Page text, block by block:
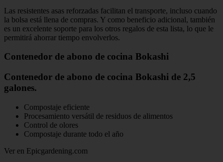
Las resistentes asas reforzadas facilitan el transporte, incluso cuando
la bolsa está llena de compras. Y como beneficio adicional, también
es un excelente soporte para los otros regalos de esta lista, lo que le
permitirá ahorrar tiempo envolverlos.
Contenedor de abono de cocina Bokashi
Contenedor de abono de cocina Bokashi de 2,5
galones.
Compostaje eficiente
Procesamiento versátil de residuos de alimentos
Control de olores
Compostaje durante todo el año
Ver en Epicgardening.com